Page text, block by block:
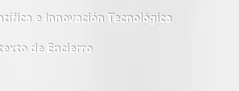
e Innovación Tecnológica
de Encierro